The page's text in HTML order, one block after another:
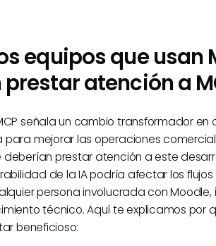
equipos que usan
atención a
señala un cambio transformador en
mejorar las operaciones
deberían prestar atención a este
de la IA podría afectar los
persona involucrada con Moodle,
técnico. Aquí te explicamos por
beneficioso: